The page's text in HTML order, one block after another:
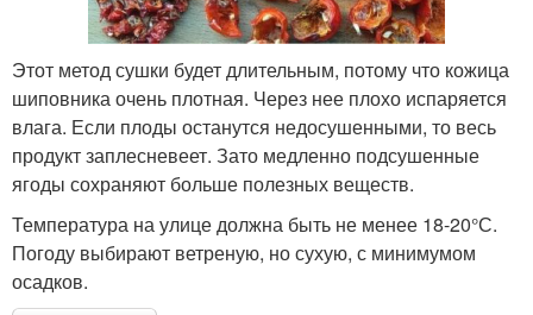
Этот метод сушки будет длительным, потому что кожица
шиповника очень плотная. Через нее плохо испаряется
влага. Если плоды останутся недосушенными, то весь
продукт заплесневеет. Зато медленно подсушенные
ягоды сохраняют больше полезных веществ.
Температура на улице должна быть не менее 18-20°С.
Погоду выбирают ветреную, но сухую, с минимумом
осадков.